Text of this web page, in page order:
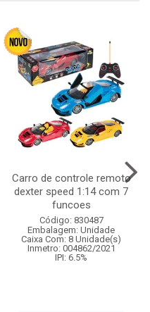
Carro de controle remoto
dexter speed 1:14 com 7
funcoes
Código: 830487
Embalagem: Unidade
Caixa Com: 8 Unidade(s)
Inmetro: 004862/2021
IPI: 6.5%